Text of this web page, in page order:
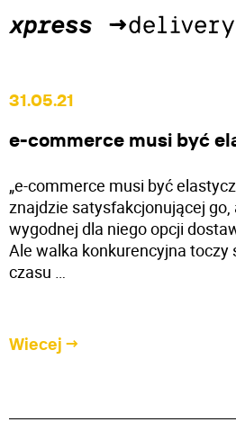
31.05.21
e-commerce musi być
„e-commerce musi być
znajdzie satysfakcjonującej
wygodnej dla niego opcji
Ale walka konkurencyjna toczy
czasu …
Wiecej